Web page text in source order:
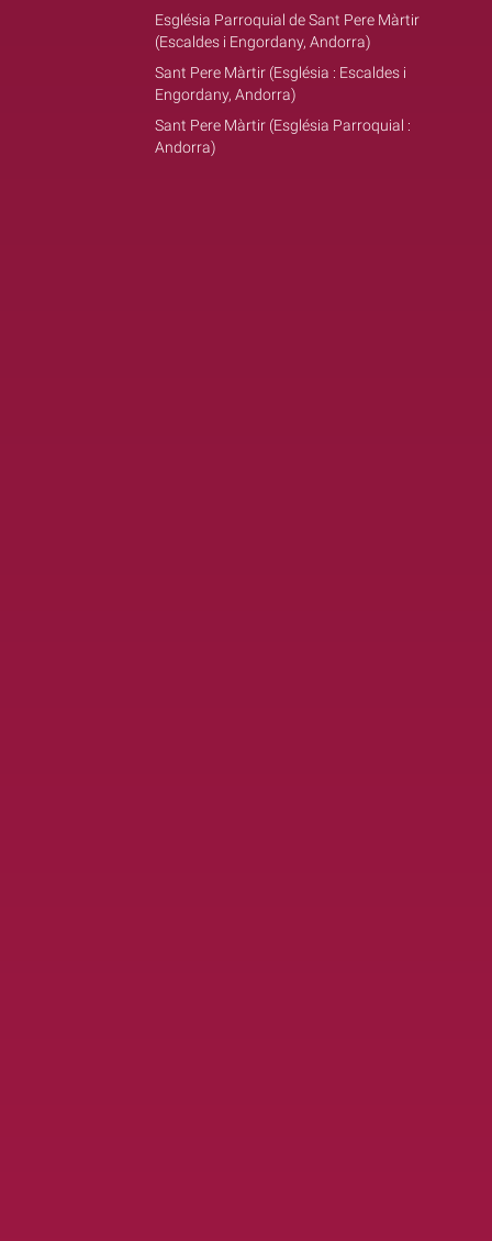
Església Parroquial de Sant Pere Màrtir
(Escaldes i Engordany, Andorra)
Sant Pere Màrtir (Església : Escaldes i
Engordany, Andorra)
Sant Pere Màrtir (Església Parroquial :
Andorra)